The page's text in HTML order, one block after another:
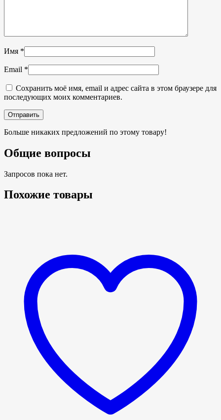
Имя *
Email *
Сохранить моё имя, email и адрес сайта в этом браузере для
последующих моих комментариев.
Больше никаких предложений по этому товару!
Общие вопросы
Запросов пока нет.
Похожие товары